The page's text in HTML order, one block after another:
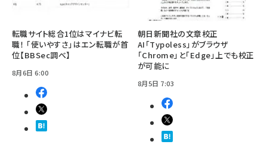
転職サイト総合1位はマイナビ転
職！ 「使いやすさ」はエン転職が首
位【BBSec調べ】
8月6日 6:00
朝日新聞社の文章校正
AI「Typoless」がブラウザ
「Chrome」と「Edge」上でも校正
が可能に
8月5日 7:03